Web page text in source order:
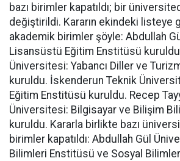
bazı birimler kapatıldı; bir
değiştirildi. Kararın ekindeki listeye
akademik birimler şöyle: Abdullah
Lisansüstü Eğitim Enstitüsü
Üniversitesi: Yabancı Diller ve
kuruldu. İskenderun Teknik
Eğitim Enstitüsü kuruldu. Recep
Üniversitesi: Bilgisayar ve Bilişim
kuruldu. Kararla birlikte bazı
birimler kapatıldı: Abdullah Gül
Bilimleri Enstitüsü ve Sosyal